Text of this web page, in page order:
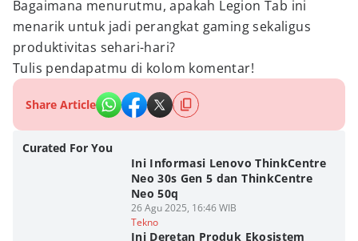
Bagaimana menurutmu, apakah Legion Tab ini
menarik untuk jadi perangkat gaming sekaligus
produktivitas sehari-hari?
Tulis pendapatmu di kolom komentar!
Share Article
Curated For You
Ini Informasi Lenovo ThinkCentre
Neo 30s Gen 5 dan ThinkCentre
Neo 50q
26 Agu 2025, 16:46 WIB
Tekno
Ini Deretan Produk Ekosistem